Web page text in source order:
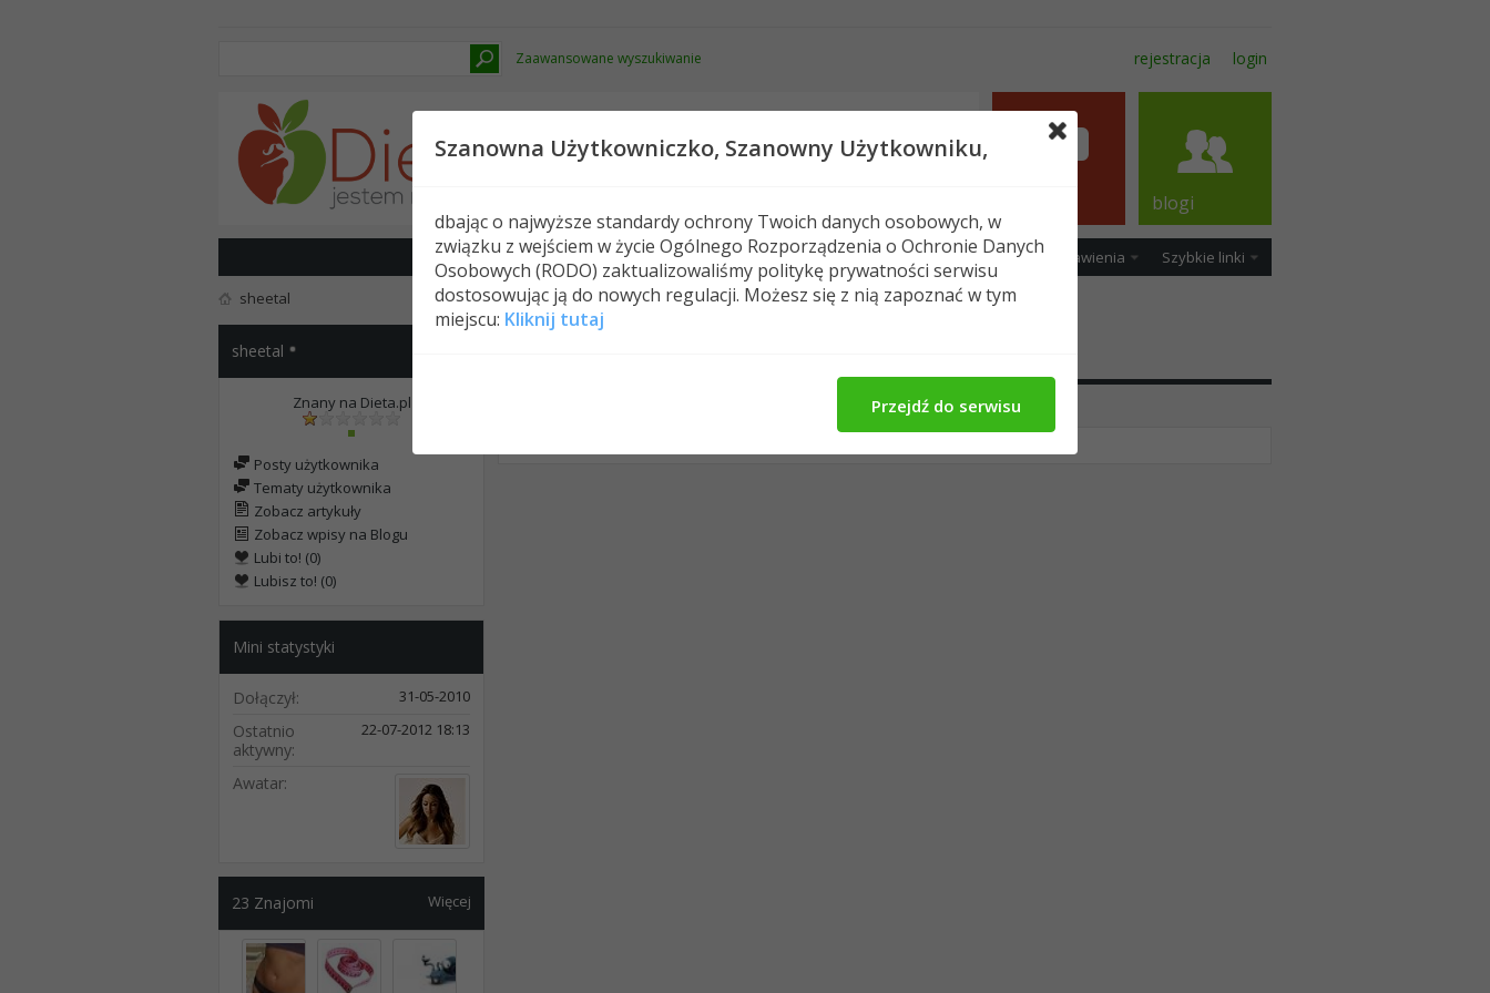
Zaawansowane wyszukiwanie rejestracja login
Nowe posty FAQ Kalendarz Spełeczność Ustawienia Szybkie linki
blogi
sheetal
sheetal
Znany na Dieta.pl
Posty użytkownika
Tematy użytkownika
Zobacz artykuły
Zobacz wpisy na Blogu
Lubi to! (0)
Lubisz to! (0)
Mini statystyki
Dołączył 31-05-2010
Ostatnio
aktywny
22-07-2012 18:13
Awatar
Więcej
23 Znajomi
Szanowna Użytkowniczko, Szanowny Użytkowniku,
dbając o najwyższe standardy ochrony Twoich danych osobowych, w
związku z wejściem w życie Ogólnego Rozporządzenia o Ochronie Danych
Osobowych (RODO) zaktualizowaliśmy politykę prywatności serwisu
dostosowując ją do nowych regulacji. Możesz się z nią zapoznać w tym
miejscu: Kliknij tutaj
Przejdź do serwisu